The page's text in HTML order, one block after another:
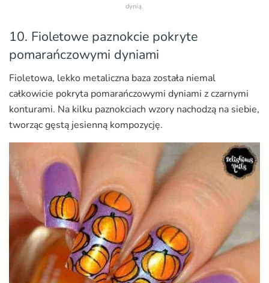
dynią.
10. Fioletowe paznokcie pokryte
pomarańczowymi dyniami
Fioletowa, lekko metaliczna baza została niemal
całkowicie pokryta pomarańczowymi dyniami z czarnymi
konturami. Na kilku paznokciach wzory nachodzą na siebie,
tworząc gęstą jesienną kompozycję.